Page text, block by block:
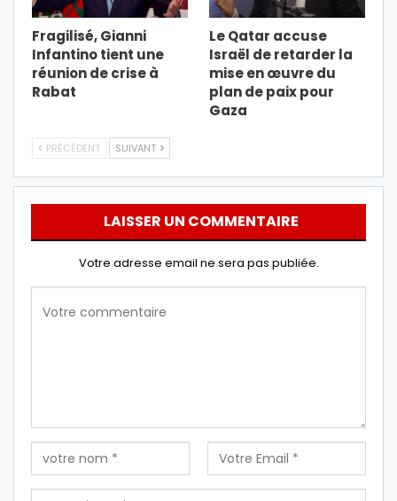
Fragilisé, Gianni
Infantino tient une
réunion de crise à
Rabat
Le Qatar accuse
Israël de retarder la
mise en œuvre du
plan de paix pour
Gaza
PRÉCÉDENT SUIVANT
LAISSER UN COMMENTAIRE
Votre adresse email ne sera pas publiée.